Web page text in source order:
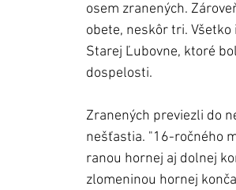
osem zranených.
obete, neskôr tri. Všetko
Starej Ľubovne, ktoré
dospelosti.
Zranených previezli do
nešťastia. "16-ročného
ranou hornej aj dolnej
zlomeninou hornej